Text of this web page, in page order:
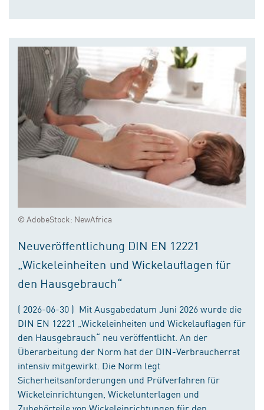
© AdobeStock: NewAfrica
Neuveröffentlichung DIN EN 12221
„Wickeleinheiten und Wickelauflagen für
den Hausgebrauch“
( 2026-06-30 ) Mit Ausgabedatum Juni 2026 wurde die
DIN EN 12221 „Wickeleinheiten und Wickelauflagen für
den Hausgebrauch“ neu veröffentlicht. An der
Überarbeitung der Norm hat der DIN-Verbraucherrat
intensiv mitgewirkt. Die Norm legt
Sicherheitsanforderungen und Prüfverfahren für
Wickeleinrichtungen, Wickelunterlagen und